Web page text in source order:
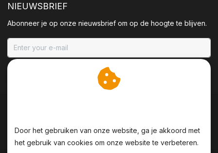
NIEUWSBRIEF
Abonneer je op onze nieuwsbrief om op de hoogte te blijven.
Door het gebruiken van onze website, ga je akkoord met
het gebruik van cookies om onze website te verbeteren.